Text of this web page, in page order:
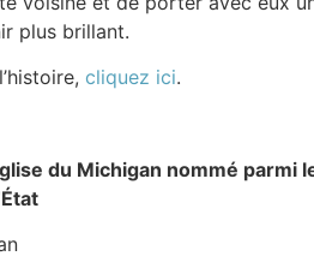
plus brillant.
cliquez ici.
du Michigan nommé parmi